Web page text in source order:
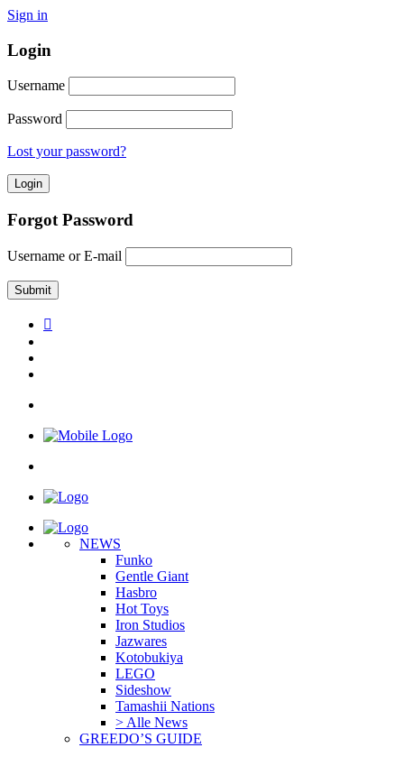
Sign in
Login
Username
Password
Lost your password?
Forgot Password
Username or E-mail
NEWS
Funko
Gentle Giant
Hasbro
Hot Toys
Iron Studios
Jazwares
Kotobukiya
LEGO
Sideshow
Tamashii Nations
> Alle News
GREEDO’S GUIDE